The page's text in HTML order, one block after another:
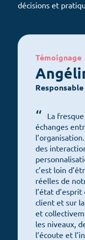
décisions et
Témoignage
La
échanges
des
c’est loin
réelles de
l’état
client et sur
et
les niveaux,
l’écoute et